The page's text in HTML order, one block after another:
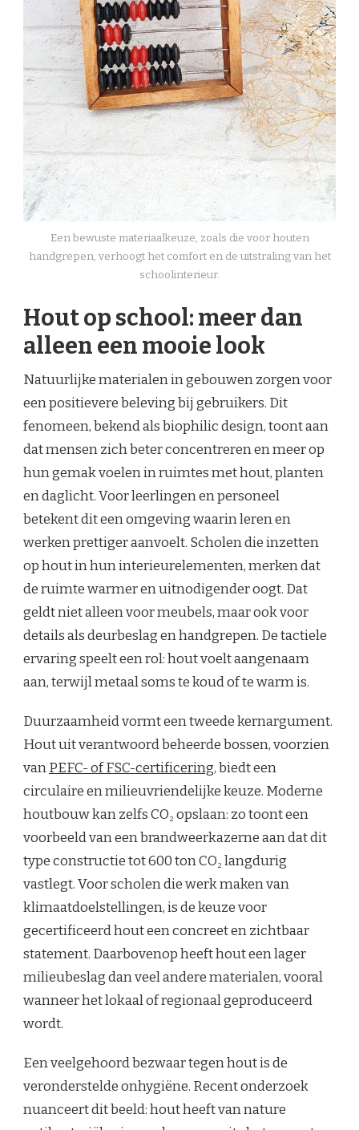
Een bewuste materiaalkeuze, zoals die voor houten
handgrepen, verhoogt het comfort en de uitstraling van het
schoolinterieur.
Hout op school: meer dan
alleen een mooie look
Natuurlijke materialen in gebouwen zorgen voor
een positievere beleving bij gebruikers. Dit
fenomeen, bekend als biophilic design, toont aan
dat mensen zich beter concentreren en meer op
hun gemak voelen in ruimtes met hout, planten
en daglicht. Voor leerlingen en personeel
betekent dit een omgeving waarin leren en
werken prettiger aanvoelt. Scholen die inzetten
op hout in hun interieurelementen, merken dat
de ruimte warmer en uitnodigender oogt. Dat
geldt niet alleen voor meubels, maar ook voor
details als deurbeslag en handgrepen. De tactiele
ervaring speelt een rol: hout voelt aangenaam
aan, terwijl metaal soms te koud of te warm is.
Duurzaamheid vormt een tweede kernargument.
Hout uit verantwoord beheerde bossen, voorzien
vanPEFC- of FSC-certificering, biedt een
circulaire en milieuvriendelijke keuze. Moderne
houtbouw kan zelfs CO₂ opslaan: zo toont een
voorbeeld van een brandweerkazerne aan dat dit
type constructie tot 600 ton CO₂ langdurig
vastlegt. Voor scholen die werk maken van
klimaatdoelstellingen, is de keuze voor
gecertificeerd hout een concreet en zichtbaar
statement. Daarbovenop heeft hout een lager
milieubeslag dan veel andere materialen, vooral
wanneer het lokaal of regionaal geproduceerd
wordt.
Een veelgehoord bezwaar tegen hout is de
veronderstelde onhygiëne. Recent onderzoek
nuanceert dit beeld: hout heeft van nature